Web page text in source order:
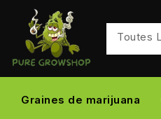
Graines de marijuana